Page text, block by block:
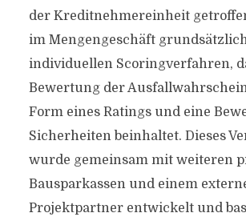
der Kreditnehmereinheit
im Mengengeschäft
individuellen Scoringverfahren,
Bewertung der
Form eines Ratings und eine
Sicherheiten beinhaltet. Dieses
wurde gemeinsam mit weiteren
Bausparkassen und einem
Projektpartner entwickelt und